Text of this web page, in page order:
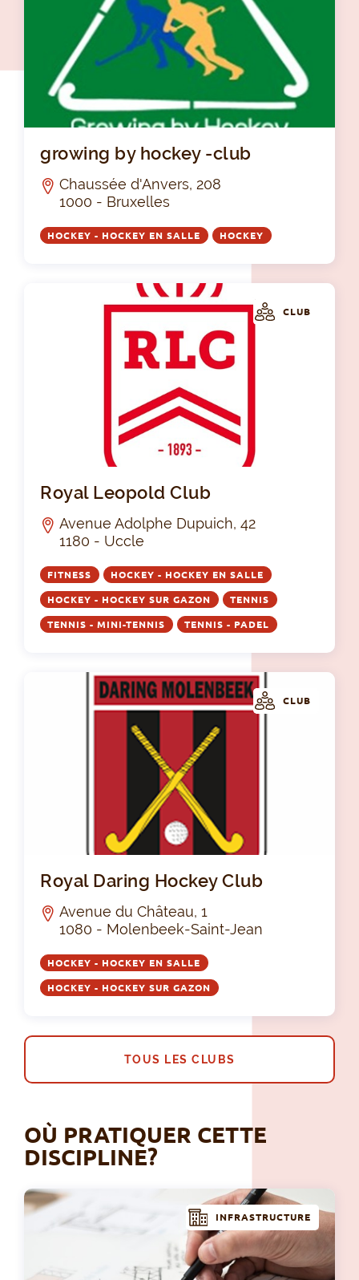
growing by hockey -club
Chaussée d'Anvers, 208
1000 - Bruxelles
HOCKEY - HOCKEY EN SALLE HOCKEY
CLUB
Royal Leopold Club
Avenue Adolphe Dupuich, 42
1180 - Uccle
FITNESS HOCKEY - HOCKEY EN SALLE
HOCKEY - HOCKEY SUR GAZON TENNIS
TENNIS - MINI-TENNIS TENNIS - PADEL
CLUB
Royal Daring Hockey Club
Avenue du Château, 1
1080 - Molenbeek-Saint-Jean
HOCKEY - HOCKEY EN SALLE
HOCKEY - HOCKEY SUR GAZON
TOUS LES CLUBS
OÙ PRATIQUER CETTE
DISCIPLINE?
INFRASTRUCTURE